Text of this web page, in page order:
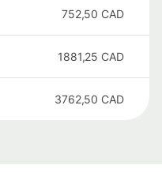
752,50 CAD
1881,25 CAD
3762,50 CAD